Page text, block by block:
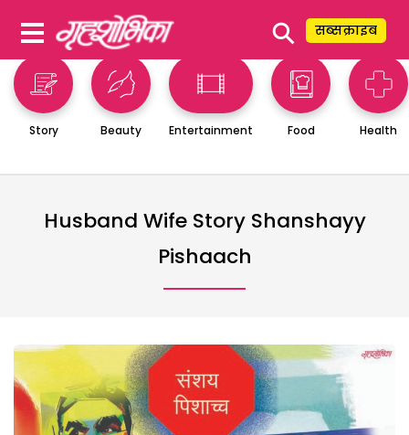
⚲ सब्सक्राइब
Story Beauty Entertainment Food Health
Husband Wife Story Shanshayy
Pishaach